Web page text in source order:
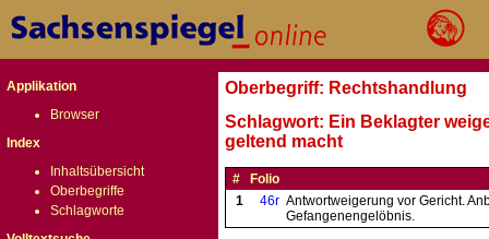
Applikation
Browser
Index
Inhaltsübersicht
Oberbegriffe
Schlagworte
Oberbegriff: Rechtshandlung
Schlagwort: Ein Beklagter
geltend macht
#
Folio
1
46r Antwortweigerung vor Gericht.
Gefangenengelöbnis.